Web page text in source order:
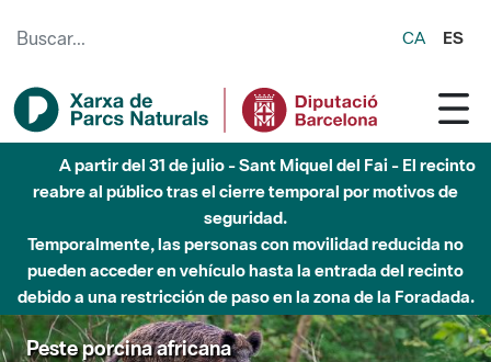
CA ES
A partir del 31 de julio - Sant Miquel del Fai - El recinto
reabre al público tras el cierre temporal por motivos de
seguridad.
Temporalmente, las personas con movilidad reducida no
pueden acceder en vehículo hasta la entrada del recinto
debido a una restricción de paso en la zona de la Foradada.
Peste porcina africana